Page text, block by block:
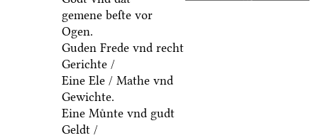
gemene beſte vor
Ogen.
Guden Frede vnd recht
Gerichte /
Eine Ele / Mathe vnd
Gewichte.
Eine Muͤnte vnd gudt
Geldt /